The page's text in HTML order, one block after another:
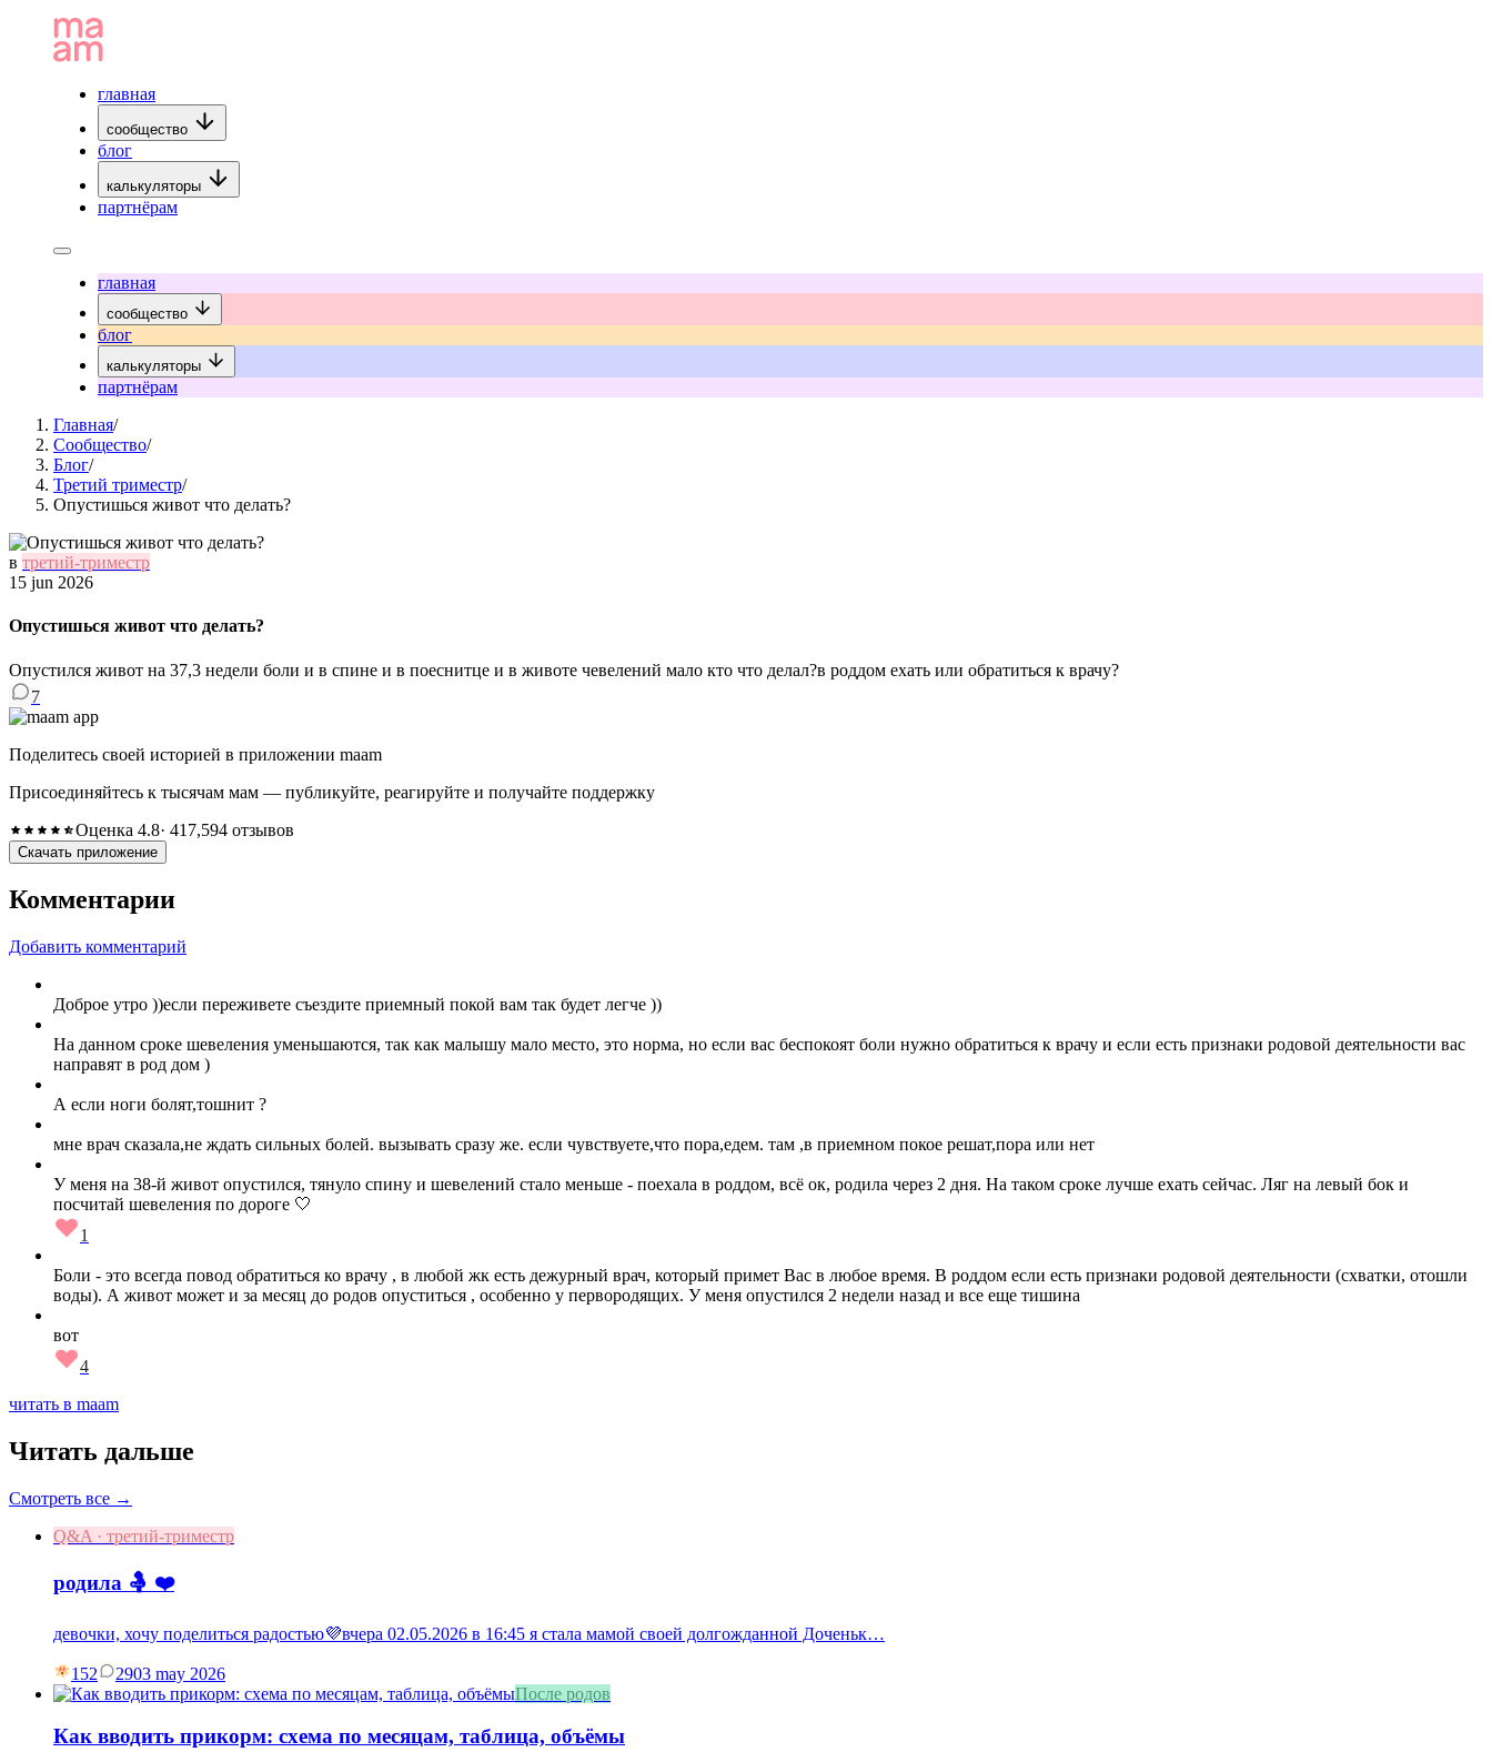
главная
сообщество
блог
калькуляторы
партнёрам
главная
сообщество
блог
калькуляторы
партнёрам
Главная/
Сообщество/
Блог/
Третий триместр/
Опустишься живот что делать?
в третий-триместр
15 jun 2026
Опустишься живот что делать?
Опустился живот на 37,3 недели боли и в спине и в поеснитце и в животе чевелений мало кто что делал?в роддом ехать или обратиться к врачу?
7
Поделитесь своей историей в приложении maam
Присоединяйтесь к тысячам мам — публикуйте, реагируйте и получайте поддержку
Оценка 4.8· 417,594 отзывов
Скачать приложение
Комментарии
Добавить комментарий
Доброе утро ))если переживете съездите приемный покой вам так будет легче ))
На данном сроке шевеления уменьшаются, так как малышу мало место, это норма, но если вас беспокоят боли нужно обратиться к врачу и если есть признаки родовой деятельности вас
направят в род дом )
А если ноги болят,тошнит ?
мне врач сказала,не ждать сильных болей. вызывать сразу же. если чувствуете,что пора,едем. там ,в приемном покое решат,пора или нет
У меня на 38-й живот опустился, тянуло спину и шевелений стало меньше - поехала в роддом, всё ок, родила через 2 дня. На таком сроке лучше ехать сейчас. Ляг на левый бок и
посчитай шевеления по дороге 🤍
1
Боли - это всегда повод обратиться ко врачу , в любой жк есть дежурный врач, который примет Вас в любое время. В роддом если есть признаки родовой деятельности (схватки, отошли
воды). А живот может и за месяц до родов опуститься , особенно у первородящих. У меня опустился 2 недели назад и все еще тишина
вот
4
читать в maam
Читать дальше
Смотреть все →
Q&A · третий-триместр
родила 🤱 ❤️
девочки, хочу поделиться радостью💜вчера 02.05.2026 в 16:45 я стала мамой своей долгожданной Доченьк…
152 2903 may 2026
После родов
Как вводить прикорм: схема по месяцам, таблица, объёмы